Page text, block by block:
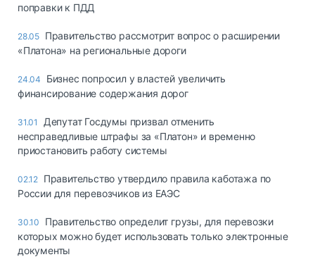
поправки к ПДД
28.05 Правительство рассмотрит вопрос о расширении
«Платона» на региональные дороги
24.04
Бизнес попросил у властей увеличить
финансирование содержания дорог
31.01
Депутат Госдумы призвал отменить
несправедливые штрафы за «Платон» и временно
приостановить работу системы
02.12 Правительство утвердило правила каботажа по
России для перевозчиков из ЕАЭС
30.10
Правительство определит грузы, для перевозки
которых можно будет использовать только электронные
документы